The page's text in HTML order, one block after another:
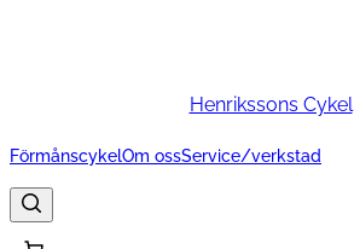
Henrikssons Cykel
FörmånscykelOm ossService/verkstad